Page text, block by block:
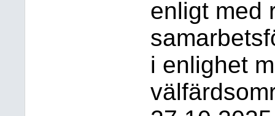
enligt med
i enlighet